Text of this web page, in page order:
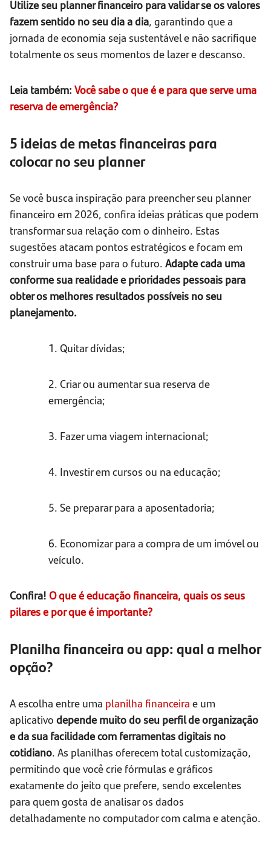
Utilize seu planner financeiro para validar se os valores
fazem sentido no seu dia a dia, garantindo que a
jornada de economia seja sustentável e não sacrifique
totalmente os seus momentos de lazer e descanso.
Leia também: Você sabe o que é e para que serve uma
reserva de emergência?
5 ideias de metas financeiras para
colocar no seu planner
Se você busca inspiração para preencher seu planner
financeiro em 2026, confira ideias práticas que podem
transformar sua relação com o dinheiro. Estas
sugestões atacam pontos estratégicos e focam em
construir uma base para o futuro. Adapte cada uma
conforme sua realidade e prioridades pessoais para
obter os melhores resultados possíveis no seu
planejamento.
1. Quitar dívidas;
2. Criar ou aumentar sua reserva de
emergência;
3. Fazer uma viagem internacional;
4. Investir em cursos ou na educação;
5. Se preparar para a aposentadoria;
6. Economizar para a compra de um imóvel ou
veículo.
Confira! O que é educação financeira, quais os seus
pilares e por que é importante?
Planilha financeira ou app: qual a melhor
opção?
A escolha entre uma planilha financeira e um
aplicativo depende muito do seu perfil de organização
e da sua facilidade com ferramentas digitais no
cotidiano. As planilhas oferecem total customização,
permitindo que você crie fórmulas e gráficos
exatamente do jeito que prefere, sendo excelentes
para quem gosta de analisar os dados
detalhadamente no computador com calma e atenção.